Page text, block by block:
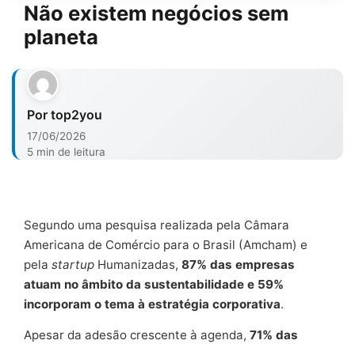
Não existem negócios sem
planeta
Por top2you
17/06/2026
5 min de leitura
Segundo uma pesquisa realizada pela Câmara
Americana de Comércio para o Brasil (Amcham) e
pela startup Humanizadas, 87% das empresas
atuam no âmbito da sustentabilidade e 59%
incorporam o tema à estratégia corporativa.
Apesar da adesão crescente à agenda, 71% das